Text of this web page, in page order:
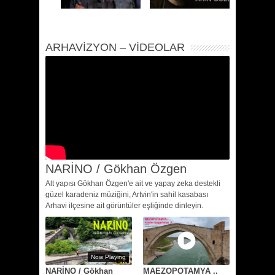
ARHAVIZYON – VIDEOLAR
NARİNO / Gökhan Özgen
Alt yapısı Gökhan Özgen'e ait ve yapay zeka destekli
güzel karadeniz müziğini, Artvin'in sahil kasabası
Arhavi ilçesine ait görüntüler eşliğinde dinleyin.
Now Playing
NARİNO / Gökhan MAEZOPOTAMYA ..